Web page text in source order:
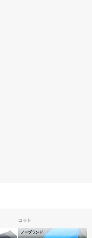
コット
ノーブランド